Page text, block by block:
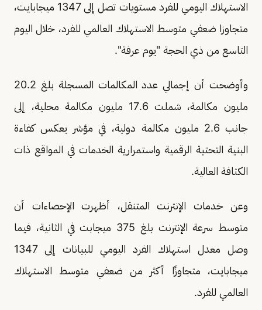
الاستهلاك اليومي للفرد مستويات تصل إلى 1347 ميجابايت،
متجاوزا ضعفي متوسط الاستهلاك العالمي للفرد، خلال اليوم
التاسع من ذي الحجة "يوم عرفة".
وأوضحت أن إجمالي عدد المكالمات المسجلة بلغ 20.2
مليون مكالمة، شملت 17.6 مليون مكالمة محلية، إلى
جانب 2.6 مليون مكالمة دولية، في مؤشر يعكس كفاءة
البنية التحتية الرقمية واستمرارية الخدمات في المواقع ذات
الكثافة العالية.
وعن خدمات الإنترنت المتنقل، أظهرت الإحصاءات أن
متوسط سرعة الإنترنت بلغ 375 ميجابت في الثانية، فيما
وصل معدل استهلاك الفرد اليومي للبيانات إلى 1347
ميجابايت، متجاوزًا أكثر من ضعفي متوسط الاستهلاك
العالمي للفرد.